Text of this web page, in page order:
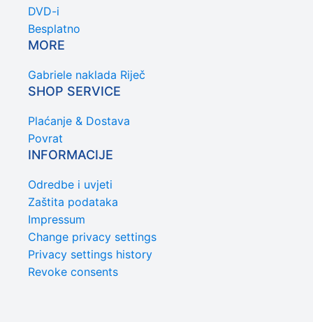
DVD-i
Besplatno
MORE
Gabriele naklada Riječ
SHOP SERVICE
Plaćanje & Dostava
Povrat
INFORMACIJE
Odredbe i uvjeti
Zaštita podataka
Impressum
Change privacy settings
Privacy settings history
Revoke consents